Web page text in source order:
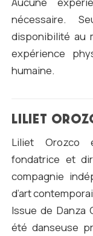
nécessaire.
disponibilité au
expérience
humaine.
LILIET
Liliet Orozco
fondatrice et
compagnie
d’art
Issue de Danza
été danseuse